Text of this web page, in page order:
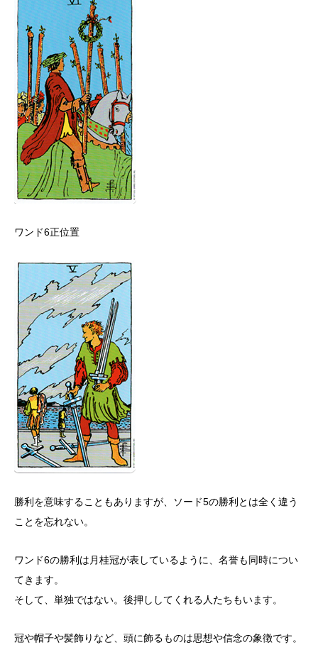
ワンド6正位置
勝利を意味することもありますが、ソード5の勝利とは全く違う
ことを忘れない。
ワンド6の勝利は月桂冠が表しているように、名誉も同時につい
てきます。
そして、単独ではない。後押ししてくれる人たちもいます。
冠や帽子や髪飾りなど、頭に飾るものは思想や信念の象徴です。